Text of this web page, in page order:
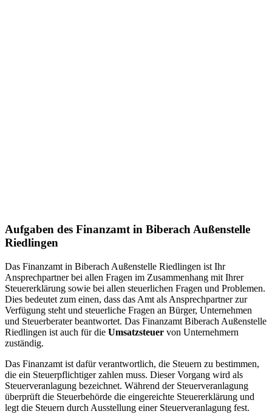
Aufgaben des Finanzamt in Biberach Außenstelle
Riedlingen
Das Finanzamt in Biberach Außenstelle Riedlingen ist Ihr
Ansprechpartner bei allen Fragen im Zusammenhang mit Ihrer
Steuererklärung sowie bei allen steuerlichen Fragen und Problemen.
Dies bedeutet zum einen, dass das Amt als Ansprechpartner zur
Verfügung steht und steuerliche Fragen an Bürger, Unternehmen
und Steuerberater beantwortet. Das Finanzamt Biberach Außenstelle
Riedlingen ist auch für die Umsatzsteuer von Unternehmern
zuständig.
Das Finanzamt ist dafür verantwortlich, die Steuern zu bestimmen,
die ein Steuerpflichtiger zahlen muss. Dieser Vorgang wird als
Steuerveranlagung bezeichnet. Während der Steuerveranlagung
überprüft die Steuerbehörde die eingereichte Steuererklärung und
legt die Steuern durch Ausstellung einer Steuerveranlagung fest.